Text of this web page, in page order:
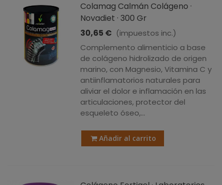
Colamag Calmán Colágeno ·
Novadiet · 300 Gr
30,65 € (impuestos inc.)
Complemento alimenticio a base
de colágeno hidrolizado de origen
marino, con Magnesio, Vitamina C y
antiinflamatorios naturales para
aliviar el dolor e inflamación en las
articulaciones, protector del
esqueleto óseo,...
Añadir al carrito